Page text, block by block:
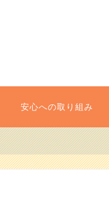
安心への取り組み